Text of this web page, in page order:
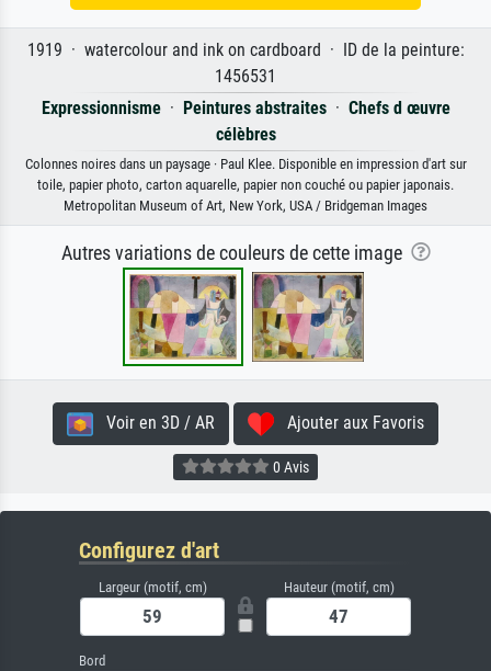
1919 · watercolour and ink on cardboard · ID de la peinture:
1456531
Expressionnisme· Peintures abstraites· Chefs d œuvre
célèbres
Colonnes noires dans un paysage · Paul Klee. Disponible en impression d'art sur
toile, papier photo, carton aquarelle, papier non couché ou papier japonais.
Metropolitan Museum of Art, New York, USA / Bridgeman Images
Autres variations de couleurs de cette image
Voir en 3D / AR Ajouter aux Favoris
0 Avis
Configurez d'art
Largeur (motif, cm) Hauteur (motif, cm)
Bord